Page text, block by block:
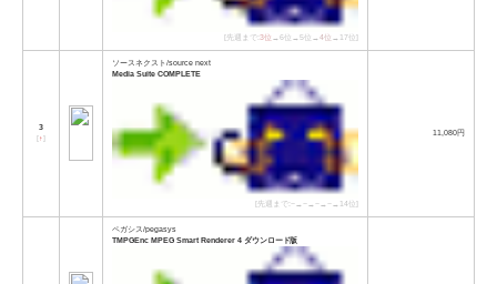
[先週まで:3位 →6位→5位→4位 →17位]
3
[↑]
ソースネクスト/source next
Media Suite COMPLETE
[先週まで:−→−→−→−→14位]
11,080円
ペガシス/pegasys
TMPGEnc MPEG Smart Renderer 4 ダウンロード版